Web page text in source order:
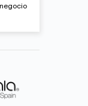
negocio